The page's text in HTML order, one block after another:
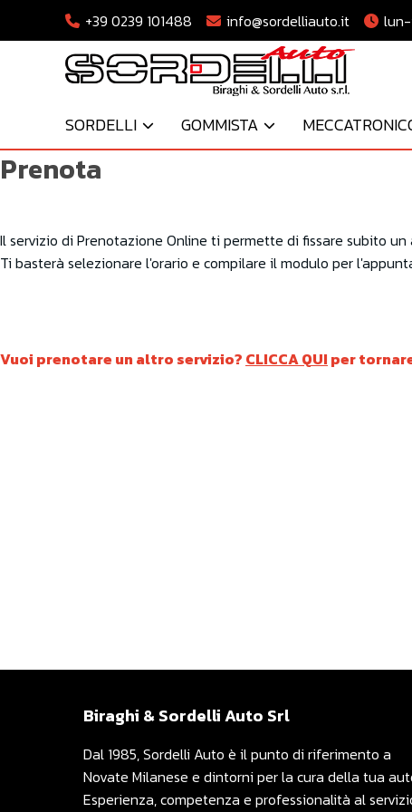
+39 0239 101488 info@sordelliauto.it lun-
SORDELLI GOMMISTA
Prenota
Il servizio di Prenotazione Online ti permette di fissare subito
Ti basterà selezionare l'orario e compilare il modulo per
Vuoi prenotare un altro servizio? CLICCA QUI per
Biraghi & Sordelli Auto Srl
Dal 1985, Sordelli Auto è il punto di riferimento a
Novate Milanese e dintorni per la cura della tua
Esperienza, competenza e professionalità al